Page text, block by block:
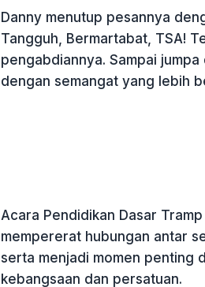
Danny menutup pesannya
Tangguh, Bermartabat, TSA!
pengabdiannya. Sampai
dengan semangat yang lebih
Acara Pendidikan Dasar
mempererat hubungan antar
serta menjadi momen penting
kebangsaan dan persatuan.